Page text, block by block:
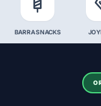
BARRA SNACKS